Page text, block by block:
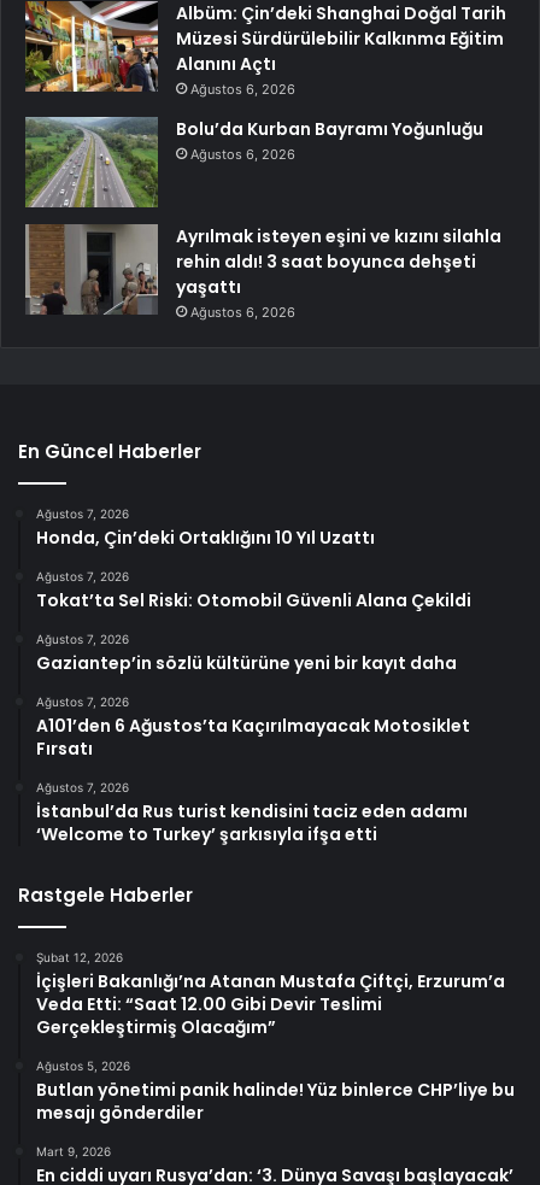
Albüm: Çin’deki Shanghai Doğal Tarih
Müzesi Sürdürülebilir Kalkınma Eğitim
Alanını Açtı
Ağustos 6, 2026
Bolu’da Kurban Bayramı Yoğunluğu
Ağustos 6, 2026
Ayrılmak isteyen eşini ve kızını silahla
rehin aldı! 3 saat boyunca dehşeti
yaşattı
Ağustos 6, 2026
En Güncel Haberler
Ağustos 7, 2026
Honda, Çin’deki Ortaklığını 10 Yıl Uzattı
Ağustos 7, 2026
Tokat’ta Sel Riski: Otomobil Güvenli Alana Çekildi
Ağustos 7, 2026
Gaziantep’in sözlü kültürüne yeni bir kayıt daha
Ağustos 7, 2026
A101’den 6 Ağustos’ta Kaçırılmayacak Motosiklet
Fırsatı
Ağustos 7, 2026
İstanbul’da Rus turist kendisini taciz eden adamı
‘Welcome to Turkey’ şarkısıyla ifşa etti
Rastgele Haberler
Şubat 12, 2026
İçişleri Bakanlığı’na Atanan Mustafa Çiftçi, Erzurum’a
Veda Etti: “Saat 12.00 Gibi Devir Teslimi
Gerçekleştirmiş Olacağım”
Ağustos 5, 2026
Butlan yönetimi panik halinde! Yüz binlerce CHP’liye bu
mesajı gönderdiler
Mart 9, 2026
En ciddi uyarı Rusya’dan: ‘3. Dünya Savaşı başlayacak’